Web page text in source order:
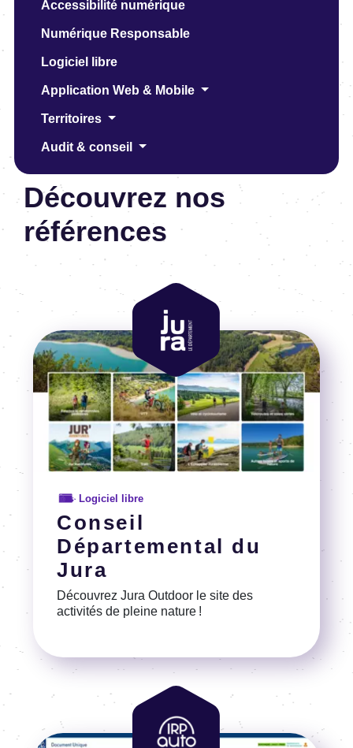
Accessibilité numérique
Numérique Responsable
Logiciel libre
Application Web & Mobile
Territoires
Audit & conseil
Découvrez nos
références
Conseil
Départemental du
Jura
Découvrez Jura Outdoor le site des
activités de pleine nature !
Logiciel libre
Voir la référence
Image
Image
Image
Image